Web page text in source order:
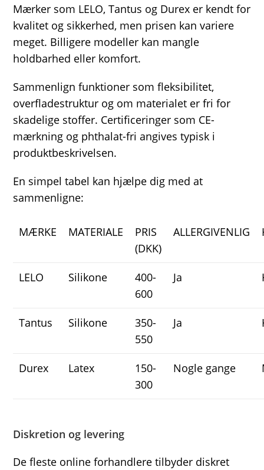
Mærker som LELO, Tantus og Durex er kendt for
kvalitet og sikkerhed, men prisen kan variere
meget. Billigere modeller kan mangle
holdbarhed eller komfort.
Sammenlign funktioner som fleksibilitet,
overfladestruktur og om materialet er fri for
skadelige stoffer. Certificeringer som CE-
mærkning og phthalat-fri angives typisk i
produktbeskrivelsen.
En simpel tabel kan hjælpe dig med at
sammenligne:
MÆRKE MATERIALE
PRIS
(DKK)
ALLERGIVENLIG
LELO Silikone
400-
600
Ja
Tantus Silikone
350-
550
Ja
Durex Latex
150-
300
Nogle gange
Diskretion og levering
De fleste online forhandlere tilbyder diskret